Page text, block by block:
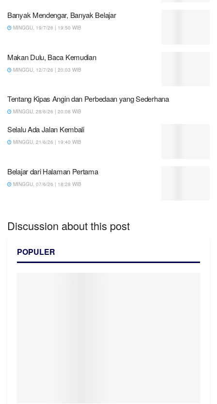
Banyak Mendengar, Banyak Belajar
MINGGU, 19/7/26 | 19:50 WIB
Makan Dulu, Baca Kemudian
MINGGU, 12/7/26 | 20:03 WIB
Tentang Kipas Angin dan Perbedaan yang Sederhana
MINGGU, 28/6/26 | 20:08 WIB
Selalu Ada Jalan Kembali
MINGGU, 21/6/26 | 19:40 WIB
Belajar dari Halaman Pertama
MINGGU, 07/6/26 | 18:28 WIB
Discussion about this post
POPULER